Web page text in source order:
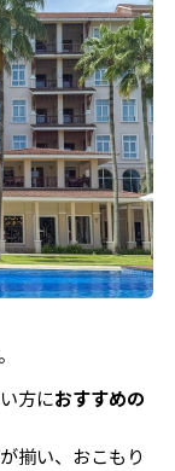
方におすすめの
が揃い、おこもり